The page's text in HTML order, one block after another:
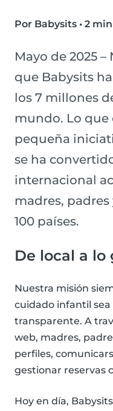
Por Babysits • 2
Mayo de 2025
que Babysits
los 7 millones
mundo. Lo que
pequeña
se ha
internacional
madres,
100 países.
De local a lo
Nuestra misión
cuidado infantil sea
transparente. A
web, madres,
perfiles,
gestionar reservas
Hoy en día,